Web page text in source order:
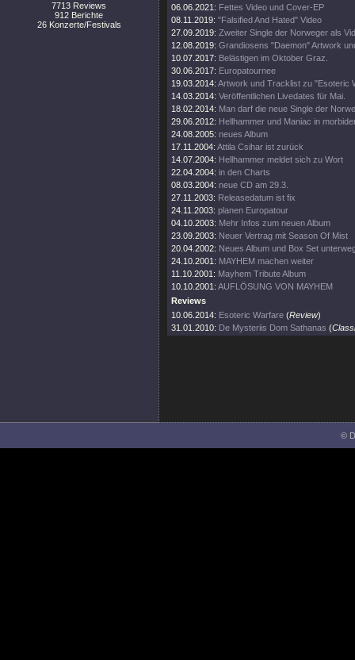
7713 Reviews
912 Berichte
26 Konzerte/Festivals
06.06.2021: Fettes Video und Cover-EP
08.11.2019: "Falsified And Hated" Video
27.09.2019: Zweiter Single der Norweger als
12.08.2019: Grandiosens "Daemon" Artwork
10.07.2017: Belästigen im Oktober Graz.
30.06.2017: Europatournee
19.03.2014: Artwork und Tracklist zu "Esoteric
14.03.2014: Veröffentlichen Livedates für Mai.
18.02.2014: Man darf die neue Single der
29.06.2012: Hellhammer und Maniac in
24.08.2005: neues Album
17.11.2004: Attila Csihar ist zurück
14.07.2004: Hellhammer meldet sich zu Wort
22.04.2004: in den Charts
08.03.2004: neue CD am 29.3.
27.11.2003: Releasedatum ist fix
24.11.2003: planen Europatour
04.10.2003: Mehr Infos zum neuen Album
23.09.2003: Neuer Vertrag mit Season Of Mist
20.04.2002: Neues Album und Box Set
24.10.2001: MAYHEM machen weiter
11.10.2001: Mayhem Tribute Album
10.10.2001: AUFLÖSUNG VON MAYHEM
Reviews
10.06.2014: Esoteric Warfare (Review)
31.01.2010: De Mysteriis Dom Sathanas (
©